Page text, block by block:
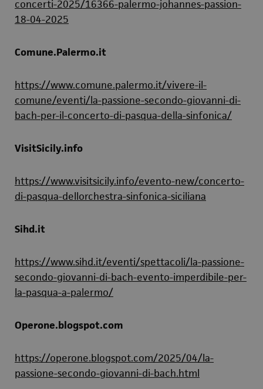
concerti-2025/16366-palermo-johannes-passion-
18-04-2025
Comune.Palermo.it
https://www.comune.palermo.it/vivere-il-
comune/eventi/la-passione-secondo-giovanni-di-
bach-per-il-concerto-di-pasqua-della-sinfonica/
VisitSicily.info
https://www.visitsicily.info/evento-new/concerto-
di-pasqua-dellorchestra-sinfonica-siciliana
Sihd.it
https://www.sihd.it/eventi/spettacoli/la-passione-
secondo-giovanni-di-bach-evento-imperdibile-per-
la-pasqua-a-palermo/
Operone.blogspot.com
https://operone.blogspot.com/2025/04/la-
passione-secondo-giovanni-di-bach.html